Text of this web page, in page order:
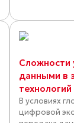
Сложности
данными в
технологий
В условиях
цифровой